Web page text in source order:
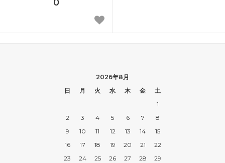
0
2026年8月
日
月 火 水 木 金
土
1
2
3 4 5 6 7
8
9
10 11 12 13 14
15
16
17 18 19 20 21
22
23
24 25 26 27 28
29